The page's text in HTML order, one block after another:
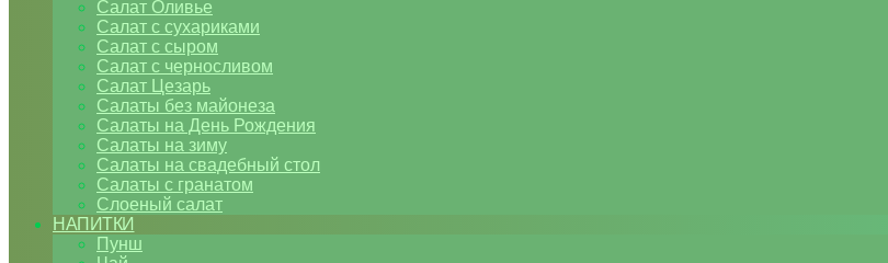
Салат Оливье
Салат с сухариками
Салат с сыром
Салат с черносливом
Салат Цезарь
Салаты без майонеза
Салаты на День Рождения
Салаты на зиму
Салаты на свадебный стол
Салаты с гранатом
Слоеный салат
НАПИТКИ
Пунш